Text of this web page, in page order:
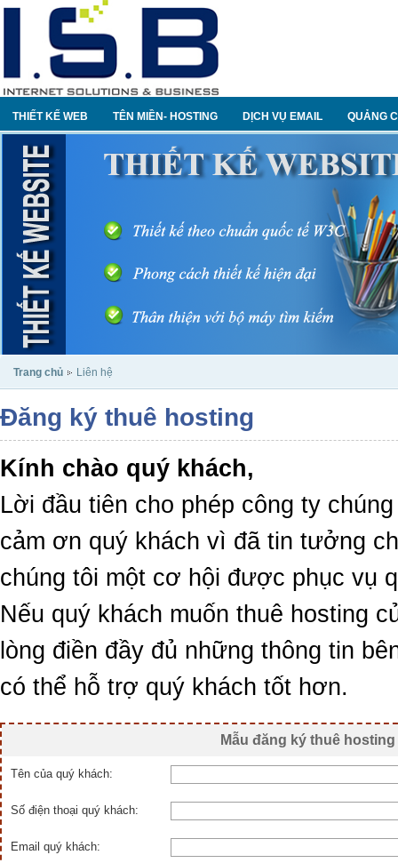
THIẾT KẾ WEB TÊN MIỀN- HOSTING DỊCH VỤ EMAIL QUẢNG
Trang chủ Liên hệ
Đăng ký thuê hosting
Kính chào quý khách,
Lời đầu tiên cho phép công ty
cảm ơn quý khách vì đã tin tưởng
chúng tôi một cơ hội được phục vụ
Nếu quý khách muốn thuê hosting
lòng điền đầy đủ những thông tin
có thể hỗ trợ quý khách tốt hơn.
Mẫu đăng ký thuê hosting
Tên của quý khách:
Số điện thoại quý khách:
Email quý khách: